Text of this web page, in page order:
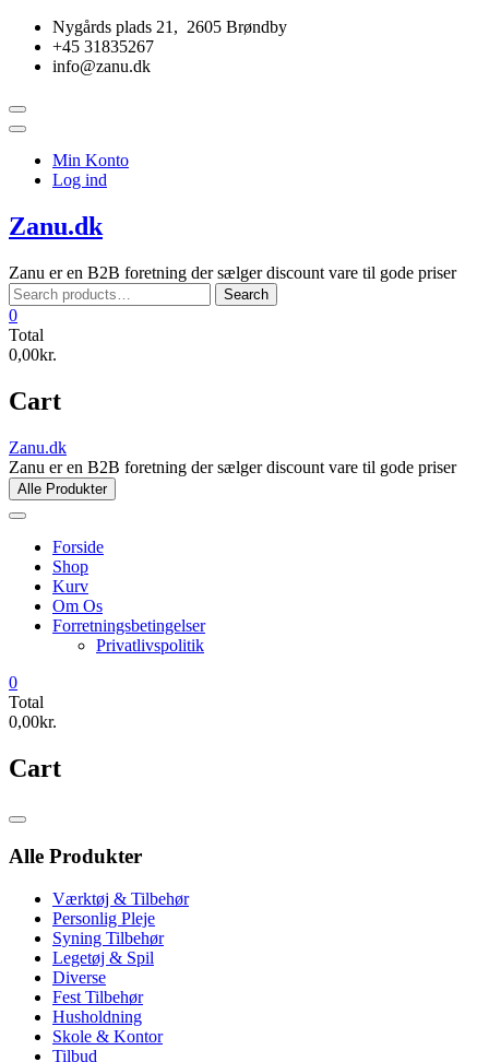
Skip
content
Nygårds plads 21, 2605 Brøndby
+45 31835267
info@zanu.dk
Topbar
Menu
Min Konto
Log ind
Zanu.dk
Zanu er en B2B foretning der sælger discount vare til gode priser
Search
for:
Search
0
Total
0,00kr.
Cart
Zanu.dk
Zanu er en B2B foretning der sælger discount vare til gode priser
Alle Produkter
Forside
Shop
Kurv
Om Os
Forretningsbetingelser
Privatlivspolitik
0
Total
0,00kr.
Cart
Catalog
Alle Produkter
Værktøj & Tilbehør
Personlig Pleje
Syning Tilbehør
Legetøj & Spil
Diverse
Fest Tilbehør
Husholdning
Skole & Kontor
Tilbud